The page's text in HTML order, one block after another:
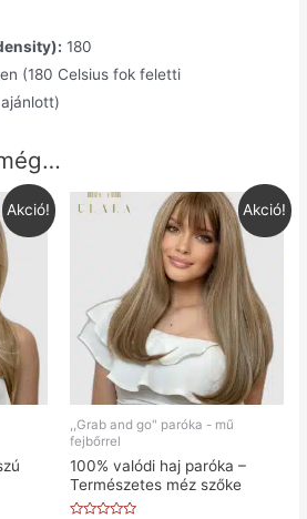
180
(180 Celsius fok feletti
Akció! Akció!
,,Grab and go" paróka - mű
fejbőrrel
100% valódi haj paróka –
Természetes méz szőke